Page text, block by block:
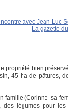
avec Jean-Luc
La gazette
propriété bien
45 ha de pâtures,
famille (Corinne sa
des légumes pour